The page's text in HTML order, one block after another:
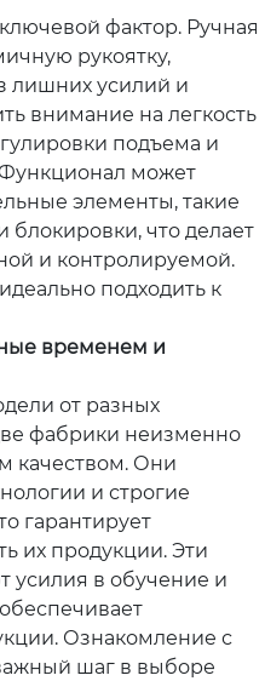
фактор. Ручная
рукоятку,
лишних усилий и
внимание на легкость
подъема и
Функционал может
элементы, такие
блокировки, что делает
и контролируемой.
подходить к
временем и
от разных
фабрики неизменно
качеством. Они
и строгие
гарантирует
их продукции. Эти
усилия в обучение и
Ознакомление с
шаг в выборе